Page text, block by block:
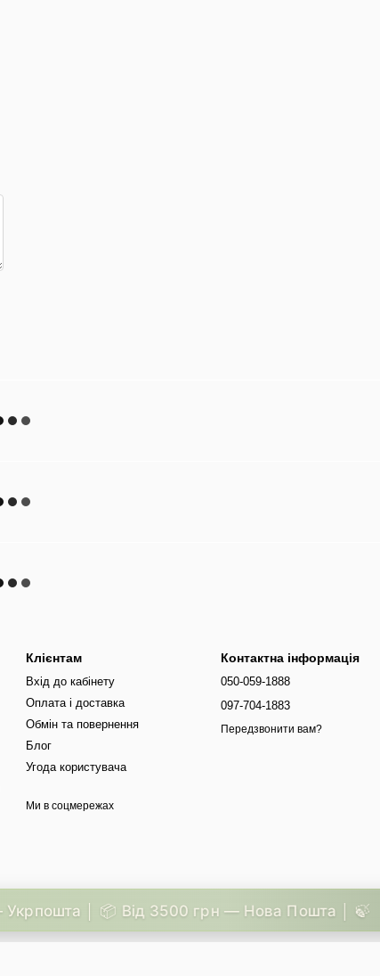
Клієнтам
Вхід до кабінету
Оплата і доставка
Обмін та повернення
Блог
Угода користувача
Ми в соцмережах
Контактна інформація
050-059-1888
097-704-1883
Передзвонити вам?